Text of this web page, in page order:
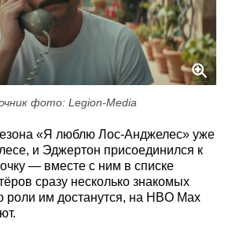
фото: Legion-Media
«Я люблю Лос-Анджелес» уже
и Эджертон присоединился к
— вместе с ним в списке
сразу несколько знакомых
роли им достанутся, на HBO Max